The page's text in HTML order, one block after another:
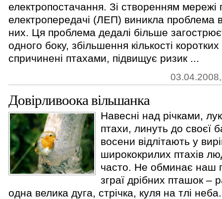
електропостачання. Зі створенням мережі
електропередачі (ЛЕП) виникла проблема
них. Ця проблема дедалі більше
одного боку, збільшення кількості
спричинені птахами, підвищує ризик ...
Довірливоока вільшанка
Навесні над річками,
птахи, линуть до своєї
восени відлітають у
ширококрилих птахів
часто. Не обминає наш
зграї дрібних пташок –
одна велика дуга, стрічка, куля на тлі